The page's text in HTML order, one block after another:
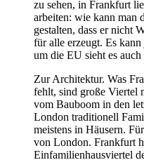
zu sehen, in Frankfurt
arbeiten: wie kann man
gestalten, dass er nicht
für alle erzeugt. Es
um die EU sieht es
Zur Architektur. Was
fehlt, sind große Viertel
vom Bauboom in den
London traditionell
meistens in Häusern.
von London. Frankfurt
Einfamilienhausviertel